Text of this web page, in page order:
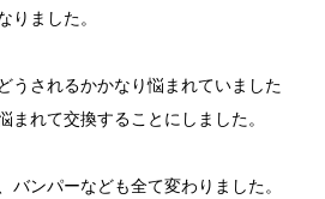
りました。
うされるかかなり悩まれていました
まれて交換することにしました。
バンパーなども全て変わりました。